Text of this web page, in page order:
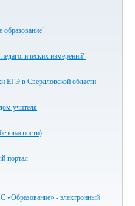
образование"
измерений"
ЕГЭ в Свердловской области
учителя
портал
- электронный